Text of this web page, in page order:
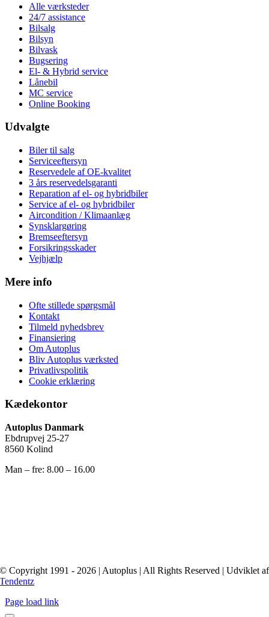
Alle værksteder
24/7 assistance
Bilsalg
Bilsyn
Bilvask
Bugsering
El- & Hybrid service
Lånebil
MC service
Online Booking
Udvalgte
Biler til salg
Serviceeftersyn
Reservedele af OE-kvalitet
3 års reservedelsgaranti
Reparation af el- og hybridbiler
Service af el- og hybridbiler
Aircondition / Klimaanlæg
Synsklargøring
Bremseeftersyn
Forsikringsskader
Vejhjælp
Mere info
Ofte stillede spørgsmål
Kontakt
Tilmeld nyhedsbrev
Finansiering
Om Autoplus
Bliv Autoplus værksted
Privatlivspolitik
Cookie erklæring
Kædekontor
Autoplus Danmark
Ebdrupvej 25-27
8560 Kolind
Man – fre: 8.00 – 16.00
© Copyright 1991 - 2026 | Autoplus | All Rights Reserved | Udviklet af
Tendentz
Page load link